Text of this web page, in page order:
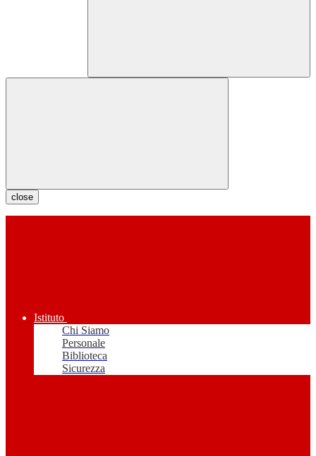
close
Istituto
Chi Siamo
Personale
Biblioteca
Sicurezza